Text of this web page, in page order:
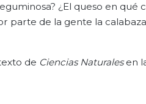
¿El queso en qué
parte de la gente la
de Ciencias Naturalesen